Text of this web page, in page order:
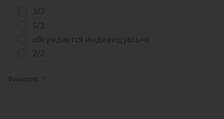
3/3
5/2
обсуждается индивидуально
2/2
Фамилия: